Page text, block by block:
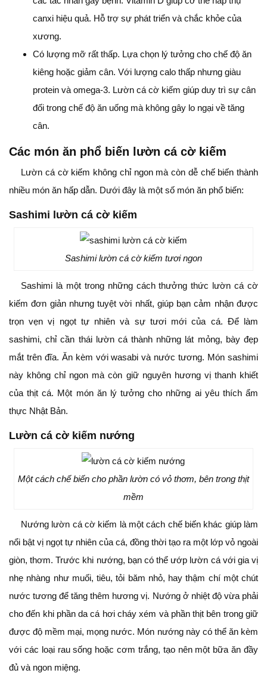
canxi hiệu quả. Hỗ trợ sự phát triển và chắc khỏe của
xương.
Có lượng mỡ rất thấp. Lựa chọn lý tưởng cho chế độ ăn
kiêng hoặc giảm cân. Với lượng calo thấp nhưng giàu
protein và omega-3. Lườn cá cờ kiếm giúp duy trì sự cân
đối trong chế độ ăn uống mà không gây lo ngại về tăng
cân.
Các món ăn phổ biến lườn cá cờ kiếm
Lườn cá cờ kiếm không chỉ ngon mà còn dễ chế biến thành
nhiều món ăn hấp dẫn. Dưới đây là một số món ăn phổ biến:
Sashimi lườn cá cờ kiếm
Sashimi lườn cá cờ kiếm tươi ngon
Sashimi là một trong những cách thưởng thức lườn cá cờ
kiếm đơn giản nhưng tuyệt vời nhất, giúp bạn cảm nhận được
trọn vẹn vị ngọt tự nhiên và sự tươi mới của cá. Để làm
sashimi, chỉ cần thái lườn cá thành những lát mỏng, bày đẹp
mắt trên đĩa. Ăn kèm với wasabi và nước tương. Món sashimi
này không chỉ ngon mà còn giữ nguyên hương vị thanh khiết
của thịt cá. Một món ăn lý tưởng cho những ai yêu thích ẩm
thực Nhật Bản.
Lườn cá cờ kiếm nướng
Một cách chế biến cho phần lườn có vỏ thơm, bên trong thịt
mềm
Nướng lườn cá cờ kiếm là một cách chế biến khác giúp làm
nổi bật vị ngọt tự nhiên của cá, đồng thời tạo ra một lớp vỏ ngoài
giòn, thơm. Trước khi nướng, bạn có thể ướp lườn cá với gia vị
nhẹ nhàng như muối, tiêu, tỏi băm nhỏ, hay thậm chí một chút
nước tương để tăng thêm hương vị. Nướng ở nhiệt độ vừa phải
cho đến khi phần da cá hơi cháy xém và phần thịt bên trong giữ
được độ mềm mại, mọng nước. Món nướng này có thể ăn kèm
với các loại rau sống hoặc cơm trắng, tạo nên một bữa ăn đầy
đủ và ngon miệng.